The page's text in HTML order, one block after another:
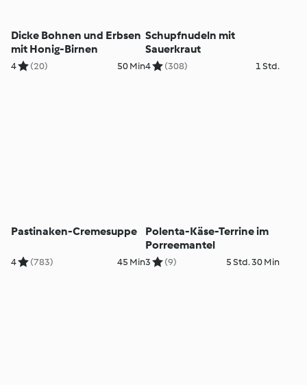
Dicke Bohnen und Erbsen
mit Honig-Birnen
4 (20) 50 Min
Schupfnudeln mit
Sauerkraut
4 (308) 1 Std.
Pastinaken-Cremesuppe
4 (783) 45 Min
Polenta-Käse-Terrine im
Porreemantel
3 (9) 5 Std. 30 Min